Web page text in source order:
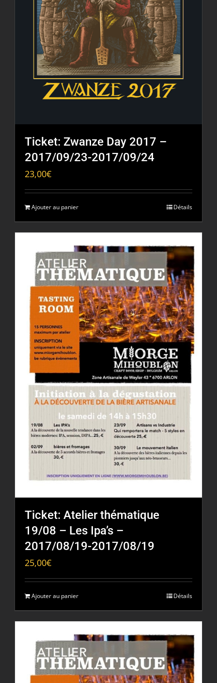
Ticket: Zwanze Day 2017 –
2017/09/23-2017/09/24
23,00€
Ajouter au panier Détails
Ticket: Atelier thématique
19/08 – Les Ipa’s –
2017/08/19-2017/08/19
25,00€
Ajouter au panier Détails